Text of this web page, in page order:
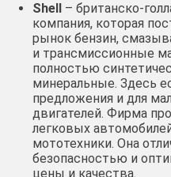
Shell
– британско-
компания, которая
рынок бензин,
и трансмиссионные
полностью
минеральные. Здесь
предложения и для
двигателей. Фирма
легковых
мототехники. Она
безопасностью и
цены и качества.